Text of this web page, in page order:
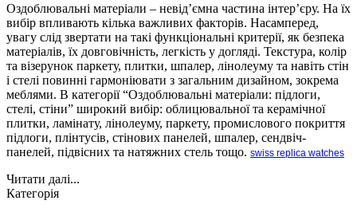
Оздоблювальні матеріали – невід’ємна частина інтер’єру. На їх
вибір впливають кілька важливих факторів. Насамперед,
увагу слід звертати на такі функціональні критерії, як безпека
матеріалів, їх довговічність, легкість у догляді. Текстура, колір
та візерунок паркету, плитки, шпалер, лінолеуму та навіть стін
і стелі повинні гармоніювати з загальним дизайном, зокрема
меблями. В категорії “Оздоблювальні матеріали: підлоги,
стелі, стіни” широкий вибір: облицювальної та керамічної
плитки, ламінату, лінолеуму, паркету, промислового покриття
підлоги, плінтусів, стінових панелей, шпалер, сендвіч-
панелей, підвісних та натяжних стель тощо. swiss replica watches
Читати далі...
Категорія